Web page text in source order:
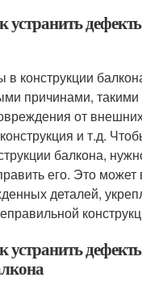
устранить
конструкции
причинами, такими
от
и т.д.
балкона,
его. Это может
деталей,
устранить